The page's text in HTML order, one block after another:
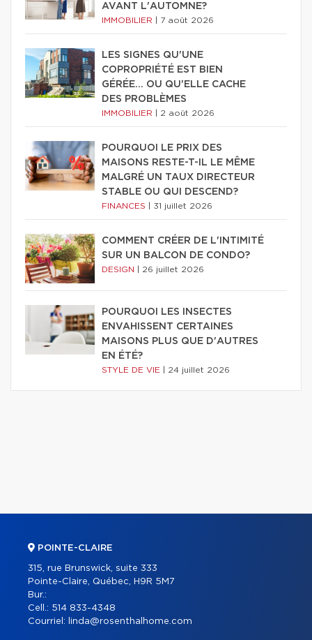
AVANT L'AUTOMNE?
IMMOBILIER 7 août 2026
LES SIGNES QU'UNE
COPROPRIÉTÉ EST BIEN
GÉRÉE… OU QU'ELLE CACHE
DES PROBLÈMES
IMMOBILIER 2 août 2026
POURQUOI LE PRIX DES
MAISONS RESTE-T-IL LE MÊME
MALGRÉ UN TAUX DIRECTEUR
STABLE OU QUI DESCEND?
FINANCES 31 juillet 2026
COMMENT CRÉER DE L'INTIMITÉ
SUR UN BALCON DE CONDO?
DESIGN 26 juillet 2026
POURQUOI LES INSECTES
ENVAHISSENT CERTAINES
MAISONS PLUS QUE D'AUTRES
EN ÉTÉ?
STYLE DE VIE 24 juillet 2026
POINTE-CLAIRE
315, rue Brunswick, suite 333
Pointe-Claire, Québec, H9R 5M7
Bur.:
Cell.: 514 833-4348
Courriel:
linda@rosenthalhome.com